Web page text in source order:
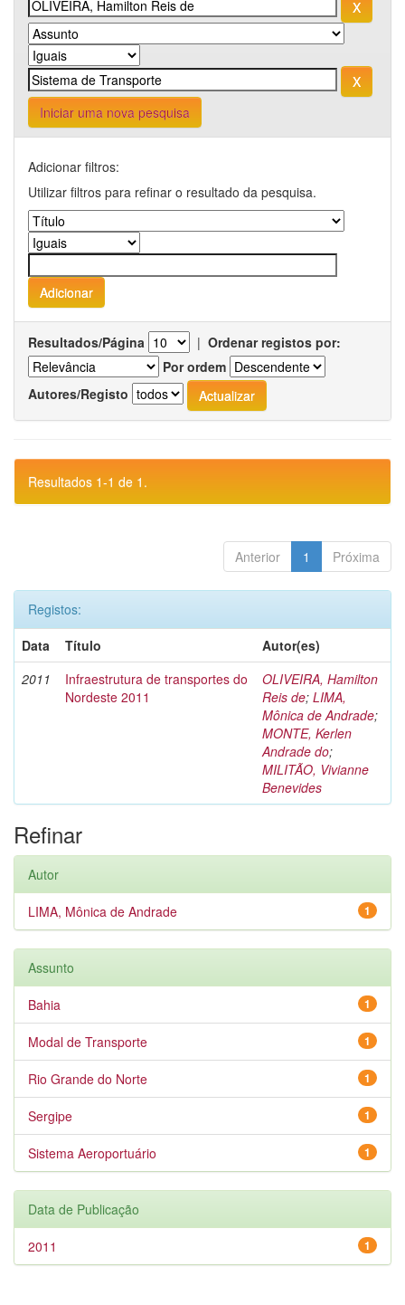
Iniciar uma nova pesquisa
Adicionar filtros:
Utilizar filtros para refinar o resultado da pesquisa.
Resultados/Página | Ordenar registos por:
Por ordem
Autores/Registo
Resultados 1-1 de 1.
Anterior 1 Próxima
Registos:
Data
Título
Autor(es)
2011
Infraestrutura de transportes do
Nordeste 2011
OLIVEIRA, Hamilton
Reis de; LIMA,
Mônica de Andrade;
MONTE, Kerlen
Andrade do;
MILITÃO, Vivianne
Benevides
Refinar
Autor
1
LIMA, Mônica de Andrade
Assunto
1
Bahia
1
Modal de Transporte
1
Rio Grande do Norte
1
Sergipe
1
Sistema Aeroportuário
Data de Publicação
1
2011